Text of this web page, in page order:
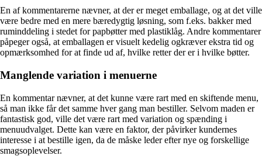
En af kommentarerne nævner, at der er meget emballage, og at det ville
være bedre med en mere bæredygtig løsning, som f.eks. bakker med
ruminddeling i stedet for papbøtter med plastiklåg. Andre kommentarer
påpeger også, at emballagen er visuelt kedelig ogkræver ekstra tid og
opmærksomhed for at finde ud af, hvilke retter der er i hvilke bøtter.
Manglende variation i menuerne
En kommentar nævner, at det kunne være rart med en skiftende menu,
så man ikke får det samme hver gang man bestiller. Selvom maden er
fantastisk god, ville det være rart med variation og spænding i
menuudvalget. Dette kan være en faktor, der påvirker kundernes
interesse i at bestille igen, da de måske leder efter nye og forskellige
smagsoplevelser.